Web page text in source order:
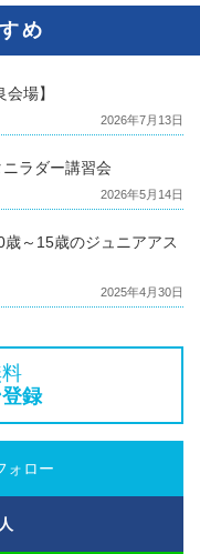
め
場】
2026年7月13日
ニラダー講習会
2026年5月14日
～15歳のジュニアアス
2025年4月30日
録
ォロー
人